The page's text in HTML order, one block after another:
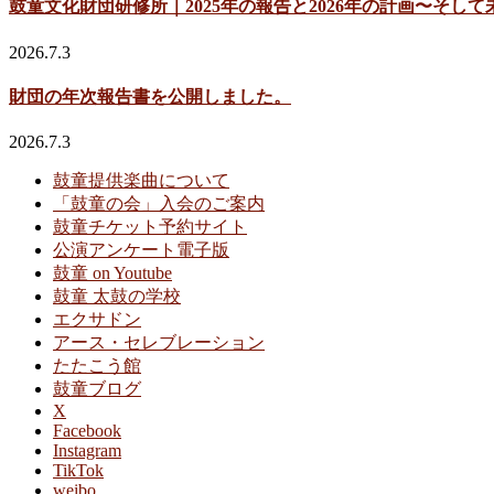
鼓童文化財団研修所｜2025年の報告と2026年の計画〜そして
2026.7.3
財団の年次報告書を公開しました。
2026.7.3
鼓童提供楽曲について
「鼓童の会」入会のご案内
鼓童チケット予約サイト
公演アンケート電子版
鼓童 on Youtube
鼓童 太鼓の学校
エクサドン
アース・セレブレーション
たたこう館
鼓童ブログ
X
Facebook
Instagram
TikTok